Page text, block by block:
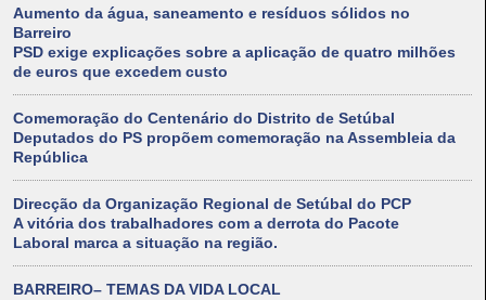
Aumento da água, saneamento e resíduos sólidos no
Barreiro
PSD exige explicações sobre a aplicação de quatro milhões
de euros que excedem custo
Comemoração do Centenário do Distrito de Setúbal
Deputados do PS propõem comemoração na Assembleia da
República
Direcção da Organização Regional de Setúbal do PCP
A vitória dos trabalhadores com a derrota do Pacote
Laboral marca a situação na região.
BARREIRO– TEMAS DA VIDA LOCAL